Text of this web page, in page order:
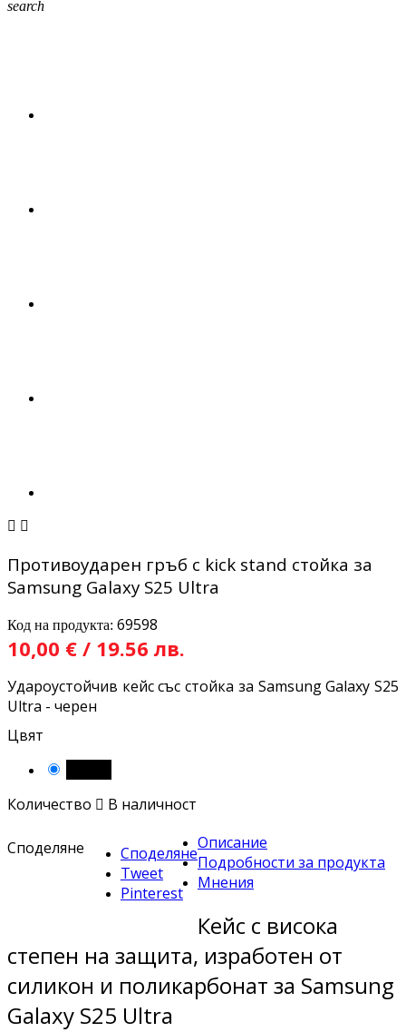
search
 
Противоударен гръб с kick stand стойка за
Samsung Galaxy S25 Ultra
Код на продукта: 69598
10,00 € / 19.56 лв.
Удароустойчив кейс със стойка за Samsung Galaxy S25
Ultra - черен
Цвят
Количество  В наличност
Споделяне
Споделяне
Tweet
Pinterest
Описание
Подробности за продукта
Мнения
Кейс с висока
степен на защита, изработен от
силикон и поликарбонат за Samsung
Galaxy S25 Ultra